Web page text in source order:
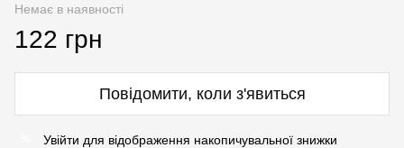
Немає в наявності
122 грн
Повідомити, коли з'явиться
Увійти для відображення накопичувальної знижки